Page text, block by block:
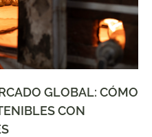
GLOBAL: CÓMO
CON